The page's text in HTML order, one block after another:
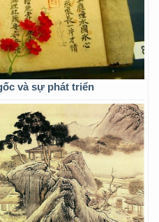
và sự phát triển